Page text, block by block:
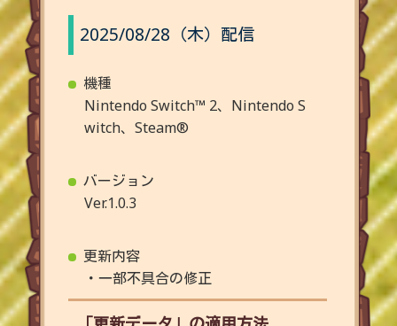
2025/08/28（木）配信
機種
Nintendo Switch™ 2、Nintendo S
witch、Steam®
バージョン
Ver.1.0.3
更新内容
・一部不具合の修正